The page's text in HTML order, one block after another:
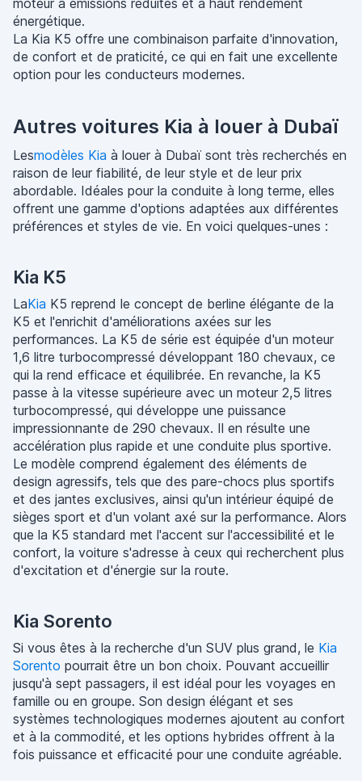
moteur à émissions réduites et à haut rendement
énergétique.
La Kia K5 offre une combinaison parfaite d'innovation,
de confort et de praticité, ce qui en fait une excellente
option pour les conducteurs modernes.
Autres voitures Kia à louer à Dubaï
Lesmodèles Kia à louer à Dubaï sont très recherchés en
raison de leur fiabilité, de leur style et de leur prix
abordable. Idéales pour la conduite à long terme, elles
offrent une gamme d'options adaptées aux différentes
préférences et styles de vie. En voici quelques-unes :
Kia K5
LaKia K5 reprend le concept de berline élégante de la
K5 et l'enrichit d'améliorations axées sur les
performances. La K5 de série est équipée d'un moteur
1,6 litre turbocompressé développant 180 chevaux, ce
qui la rend efficace et équilibrée. En revanche, la K5
passe à la vitesse supérieure avec un moteur 2,5 litres
turbocompressé, qui développe une puissance
impressionnante de 290 chevaux. Il en résulte une
accélération plus rapide et une conduite plus sportive.
Le modèle comprend également des éléments de
design agressifs, tels que des pare-chocs plus sportifs
et des jantes exclusives, ainsi qu'un intérieur équipé de
sièges sport et d'un volant axé sur la performance. Alors
que la K5 standard met l'accent sur l'accessibilité et le
confort, la voiture s'adresse à ceux qui recherchent plus
d'excitation et d'énergie sur la route.
Kia Sorento
Si vous êtes à la recherche d'un SUV plus grand, le Kia
Sorento pourrait être un bon choix. Pouvant accueillir
jusqu'à sept passagers, il est idéal pour les voyages en
famille ou en groupe. Son design élégant et ses
systèmes technologiques modernes ajoutent au confort
et à la commodité, et les options hybrides offrent à la
fois puissance et efficacité pour une conduite agréable.